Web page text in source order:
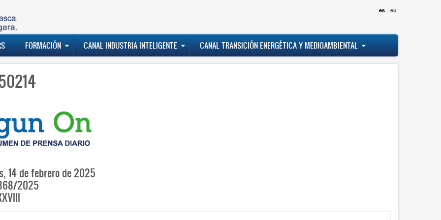
es eu
FORMACIÓN CANAL INDUSTRIA INTELIGENTE CANAL TRANSICIÓN ENERGÉTICA Y MEDIOAMBIENTAL
14 de febrero de 2025
2025